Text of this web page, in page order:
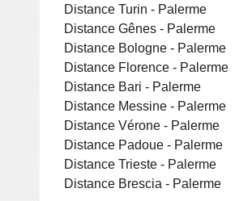
Distance Turin - Palerme
Distance Gênes - Palerme
Distance Bologne - Palerme
Distance Florence - Palerme
Distance Bari - Palerme
Distance Messine - Palerme
Distance Vérone - Palerme
Distance Padoue - Palerme
Distance Trieste - Palerme
Distance Brescia - Palerme